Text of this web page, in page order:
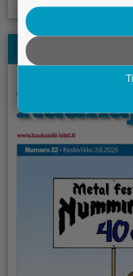
Kauhajoki-lehden